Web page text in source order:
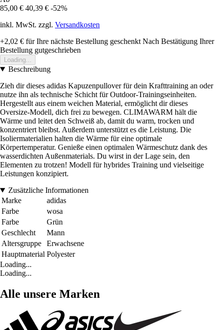
85,00 € 40,39 € -52%
inkl. MwSt. zzgl. Versandkosten
+2,02 € für Ihre nächste Bestellung geschenkt Nach Bestätigung Ihrer
Bestellung gutgeschrieben
Loading...
Beschreibung
Zieh dir dieses adidas Kapuzenpullover für dein Krafttraining an oder
nutze ihn als technische Schicht für Outdoor-Trainingseinheiten.
Hergestellt aus einem weichen Material, ermöglicht dir dieses
Oversize-Modell, dich frei zu bewegen. CLIMAWARM hält die
Wärme und leitet den Schweiß ab, damit du warm, trocken und
konzentriert bleibst. Außerdem unterstützt es die Leistung. Die
Isoliermaterialien halten die Wärme für eine optimale
Körpertemperatur. Genieße einen optimalen Wärmeschutz dank des
wasserdichten Außenmaterials. Du wirst in der Lage sein, den
Elementen zu trotzen! Modell für hybrides Training und vielseitige
Leistungen konzipiert.
Zusätzliche Informationen
Marke
adidas
Farbe
wosa
Farbe
Grün
Geschlecht
Mann
Altersgruppe
Erwachsene
Hauptmaterial Polyester
Loading...
Loading...
Alle unsere Marken